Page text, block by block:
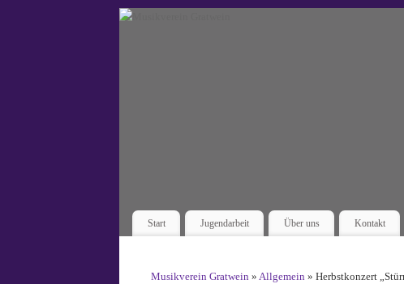
Start Jugendarbeit Über uns Kontakt
Musikverein Gratwein » Allgemein » Herbstkonzert